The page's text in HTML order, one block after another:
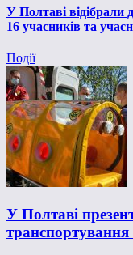
У Полтаві відібрали
16 учасників та
Події
У Полтаві
транспортування